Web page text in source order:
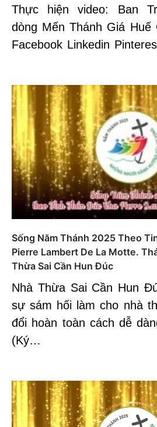
Thực hiện video: Ban
dòng Mến Thánh Giá Huế
Facebook Linkedin
Sống Năm Thánh 2025 Theo
Pierre Lambert De La Motte.
Thừa Sai Cần Hun Đúc
Nhà Thừa Sai Cần Hun
sự sám hối làm cho nhà
đổi hoàn toàn cách dễ
(Ký…